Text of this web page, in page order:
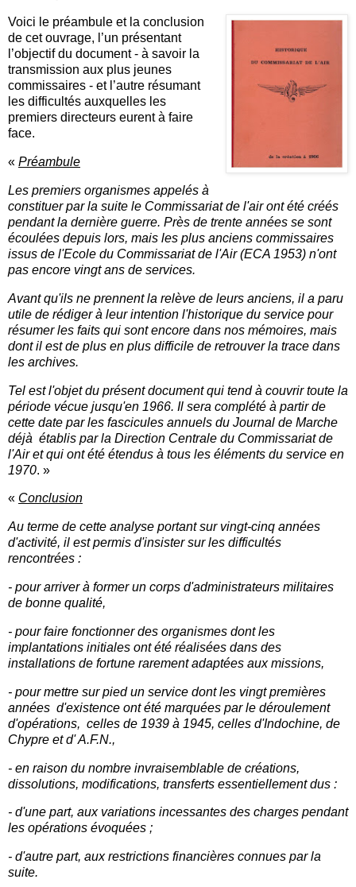
Voici le préambule et la conclusion
de cet ouvrage, l’un présentant
l’objectif du document - à savoir la
transmission aux plus jeunes
commissaires - et l’autre résumant
les difficultés auxquelles les
premiers directeurs eurent à faire
face.
« Préambule
Les premiers organismes appelés à
constituer par la suite le Commissariat de l'air ont été créés
pendant la dernière guerre. Près de trente années se sont
écoulées depuis lors, mais les plus anciens commissaires
issus de l'Ecole du Commissariat de l'Air (ECA 1953) n'ont
pas encore vingt ans de services.
Avant qu'ils ne prennent la relève de leurs anciens, il a paru
utile de rédiger à leur intention l'historique du service pour
résumer les faits qui sont encore dans nos mémoires, mais
dont il est de plus en plus difficile de retrouver la trace dans
les archives.
Tel est l'objet du présent document qui tend à couvrir toute la
période vécue jusqu'en 1966. Il sera complété à partir de
cette date par les fascicules annuels du Journal de Marche
déjà établis par la Direction Centrale du Commissariat de
l'Air et qui ont été étendus à tous les éléments du service en
1970. »
« Conclusion
Au terme de cette analyse portant sur vingt-cinq années
d'activité, il est permis d'insister sur les difficultés
rencontrées :
- pour arriver à former un corps d'administrateurs militaires
de bonne qualité,
- pour faire fonctionner des organismes dont les
implantations initiales ont été réalisées dans des
installations de fortune rarement adaptées aux missions,
- pour mettre sur pied un service dont les vingt premières
années d'existence ont été marquées par le déroulement
d'opérations, celles de 1939 à 1945, celles d'Indochine, de
Chypre et d' A.F.N.,
- en raison du nombre invraisemblable de créations,
dissolutions, modifications, transferts essentiellement dus :
- d'une part, aux variations incessantes des charges pendant
les opérations évoquées ;
- d'autre part, aux restrictions financières connues par la
suite.